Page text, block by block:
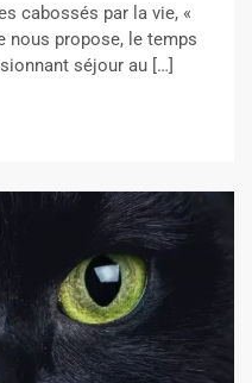
cabossés par la vie, «
nous propose, le temps
séjour au […]